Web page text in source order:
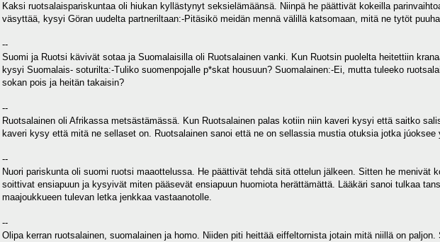
Kaksi ruotsalaispariskuntaa oli hiukan kyllästynyt seksielämäänsä. Niinpä he päättivät kokeilla
väsyttää, kysyi Göran uudelta partneriltaan:-Pitäsikö meidän mennä välillä katsomaan, mitä ne tytöt
--
Suomi ja Ruotsi kävivät sotaa ja Suomalaisilla oli Ruotsalainen vanki. Kun Ruotsin puolelta heitettiin
kysyi Suomalais- soturilta:-Tuliko suomenpojalle p*skat housuun? Suomalainen:-Ei, mutta tuleeko
sokan pois ja heitän takaisin?
--
Ruotsalainen oli Afrikassa metsästämässä. Kun Ruotsalainen palas kotiin niin kaveri kysyi että saitko
kaveri kysy että mitä ne sellaset on. Ruotsalainen sanoi että ne on sellassia mustia otuksia jotka
--
Nuori pariskunta oli suomi ruotsi maaottelussa. He päättivät tehdä sitä ottelun jälkeen. Sitten he menivät
soittivat ensiapuun ja kysyivät miten pääsevät ensiapuun huomiota herättämättä. Lääkäri sanoi tulkaa
maajoukkueen tulevan letka jenkkaa vastaanotolle.
--
Olipa kerran ruotsalainen, suomalainen ja homo. Niiden piti heittää eiffeltornista jotain mitä niillä on